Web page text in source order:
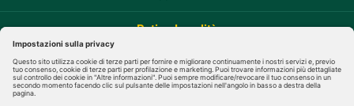
Rating Legalità